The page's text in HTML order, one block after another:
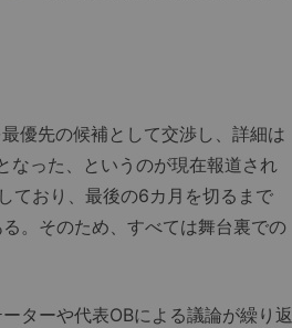
優先の候補として交渉し、詳細は
なった、というのが現在報道され
ており、最後の6カ月を切るまで
。そのため、すべては舞台裏での
ターや代表OBによる議論が繰り返